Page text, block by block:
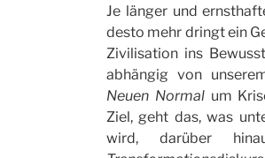
Je länger und
desto mehr dringt ein
Zivilisation ins
abhängig von
Neuen Normalum
Ziel, geht das, was
wird, darüber